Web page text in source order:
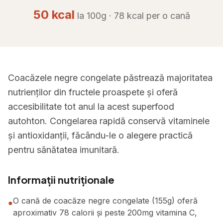
50 kcal la 100g · 78 kcal per o cană
Coacăzele negre congelate păstrează majoritatea
nutrienților din fructele proaspete și oferă
accesibilitate tot anul la acest superfood
autohton. Congelarea rapidă conservă vitaminele
și antioxidanții, făcându-le o alegere practică
pentru sănătatea imunitară.
Informații nutriționale
●O cană de coacăze negre congelate (155g) oferă
aproximativ 78 calorii și peste 200mg vitamina C,